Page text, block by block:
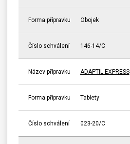
Forma přípravku Obojek
Číslo schválení 146-14/C
Název přípravku ADAPTIL EXPRESS
Forma přípravku Tablety
Číslo schválení 023-20/C